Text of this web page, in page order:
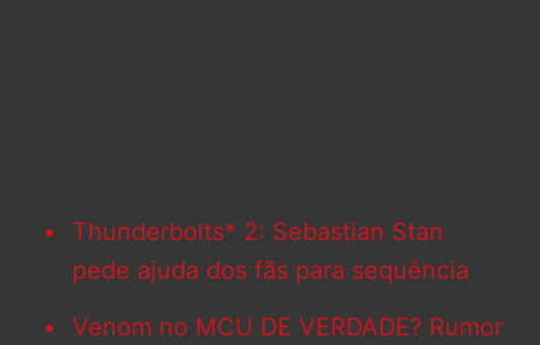
Thunderbolts* 2: Sebastian Stan
pede ajuda dos fãs para sequência
Venom no MCU DE VERDADE? Rumor